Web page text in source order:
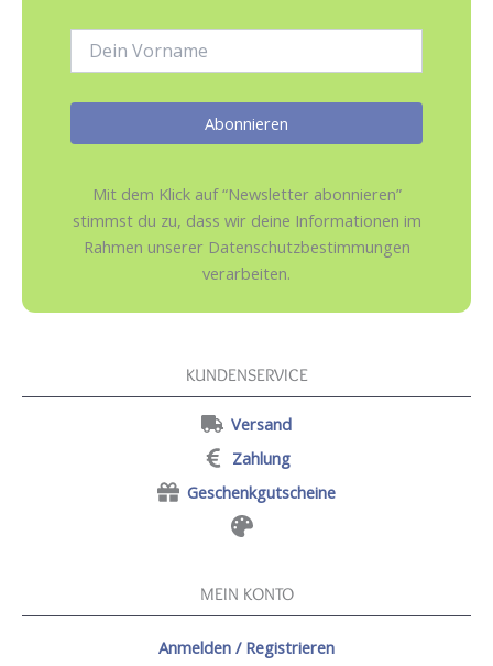
Mit dem Klick auf “Newsletter abonnieren”
stimmst du zu, dass wir deine Informationen im
Rahmen unserer Datenschutzbestimmungen
verarbeiten.
KUNDENSERVICE
Versand
Zahlung
Geschenkgutscheine
MEIN KONTO
Anmelden / Registrieren